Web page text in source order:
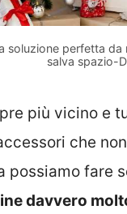
soluzione perfetta
salva spazio-
più vicino e
che
possiamo fare
davvero